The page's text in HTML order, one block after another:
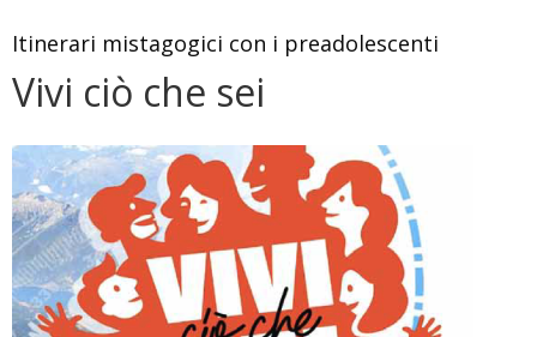
Itinerari mistagogici con i preadolescenti
Vivi ciò che sei